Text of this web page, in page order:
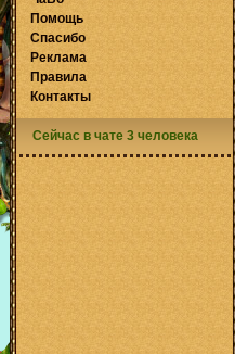
Помощь
Спасибо
Реклама
Правила
Контакты
Сейчас в чате 3 человека